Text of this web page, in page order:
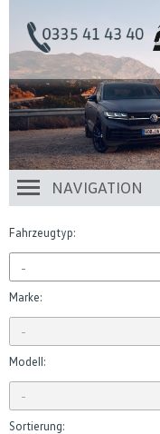
NAVIGATION
Fahrzeugtyp:
Marke:
Modell:
Sortierung: